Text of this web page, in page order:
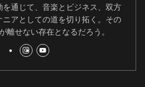
を通じて、音楽とビジネス、双方
ニアとしての道を切り拓く。その
離せない存在となるだろう。